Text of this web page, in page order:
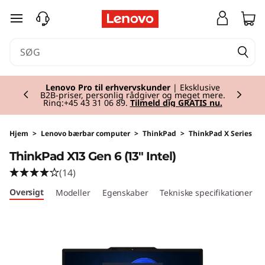
T
k
P
a
d
spring til hovedindhold
Lenovo Pro til erhvervskunder| Eksklusive
B2B-priser, personlig rådgiver og meget mere.
Ring:+45 43 31 06 89. Tilmeld dig GRATIS nu.
Currently displaying item 2 of 2
Hjem > Lenovo bærbar computer > ThinkPad > ThinkPad X Series
ThinkPad X13 Gen 6 (13" Intel)
(14)
Oversigt Modeller Egenskaber Tekniske specifikationer